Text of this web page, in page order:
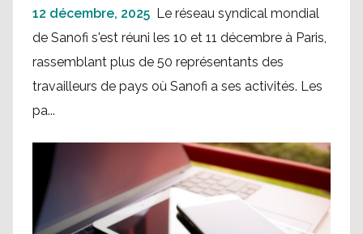
12 décembre, 2025 Le réseau syndical mondial
de Sanofi s'est réuni les 10 et 11 décembre à Paris,
rassemblant plus de 50 représentants des
travailleurs de pays où Sanofi a ses activités. Les
pa...